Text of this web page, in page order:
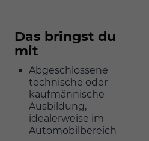
Das bringst du
mit
Abgeschlossene
technische oder
kaufmännische
Ausbildung,
idealerweise im
Automobilbereich